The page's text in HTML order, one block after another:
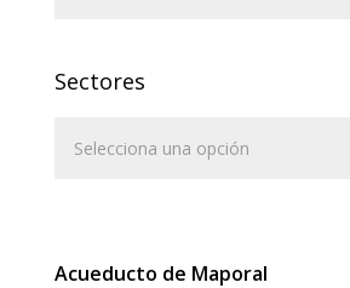
Sectores
Acueducto de Maporal